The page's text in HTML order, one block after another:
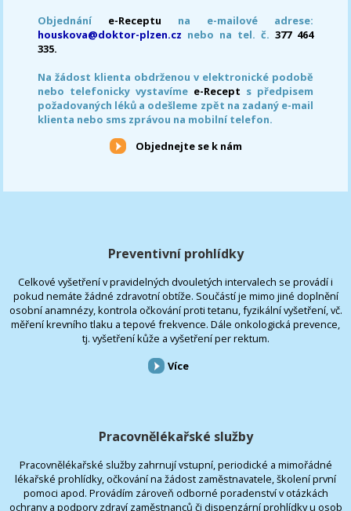
Objednání e-Receptu na e-mailové adrese:
houskova@doktor-plzen.cz nebo na tel. č. 377 464
335.
Na žádost klienta obdrženou v elektronické podobě
nebo telefonicky vystavíme e-Recept s předpisem
požadovaných léků a odešleme zpět na zadaný e-mail
klienta nebo sms zprávou na mobilní telefon.
Objednejte se k nám
Preventivní prohlídky
Celkové vyšetření v pravidelných dvouletých intervalech se provádí i
pokud nemáte žádné zdravotní obtíže. Součástí je mimo jiné doplnění
osobní anamnézy, kontrola očkování proti tetanu, fyzikální vyšetření, vč.
měření krevního tlaku a tepové frekvence. Dále onkologická prevence,
tj. vyšetření kůže a vyšetření per rektum.
Více
Pracovnělékařské služby
Pracovnělékařské služby zahrnují vstupní, periodické a mimořádné
lékařské prohlídky, očkování na žádost zaměstnavatele, školení první
pomoci apod. Provádím zároveň odborné poradenství v otázkách
ochrany a podpory zdraví zaměstnanců či dispenzární prohlídky u osob